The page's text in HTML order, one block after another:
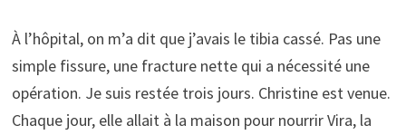
À l’hôpital, on m’a dit que j’avais le tibia cassé. Pas une
simple fissure, une fracture nette qui a nécessité une
opération. Je suis restée trois jours. Christine est venue.
Chaque jour, elle allait à la maison pour nourrir Vira, la